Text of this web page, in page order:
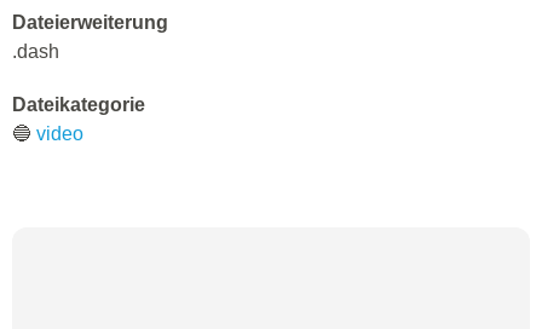
Dateierweiterung
.dash
Dateikategorie
🔵 video